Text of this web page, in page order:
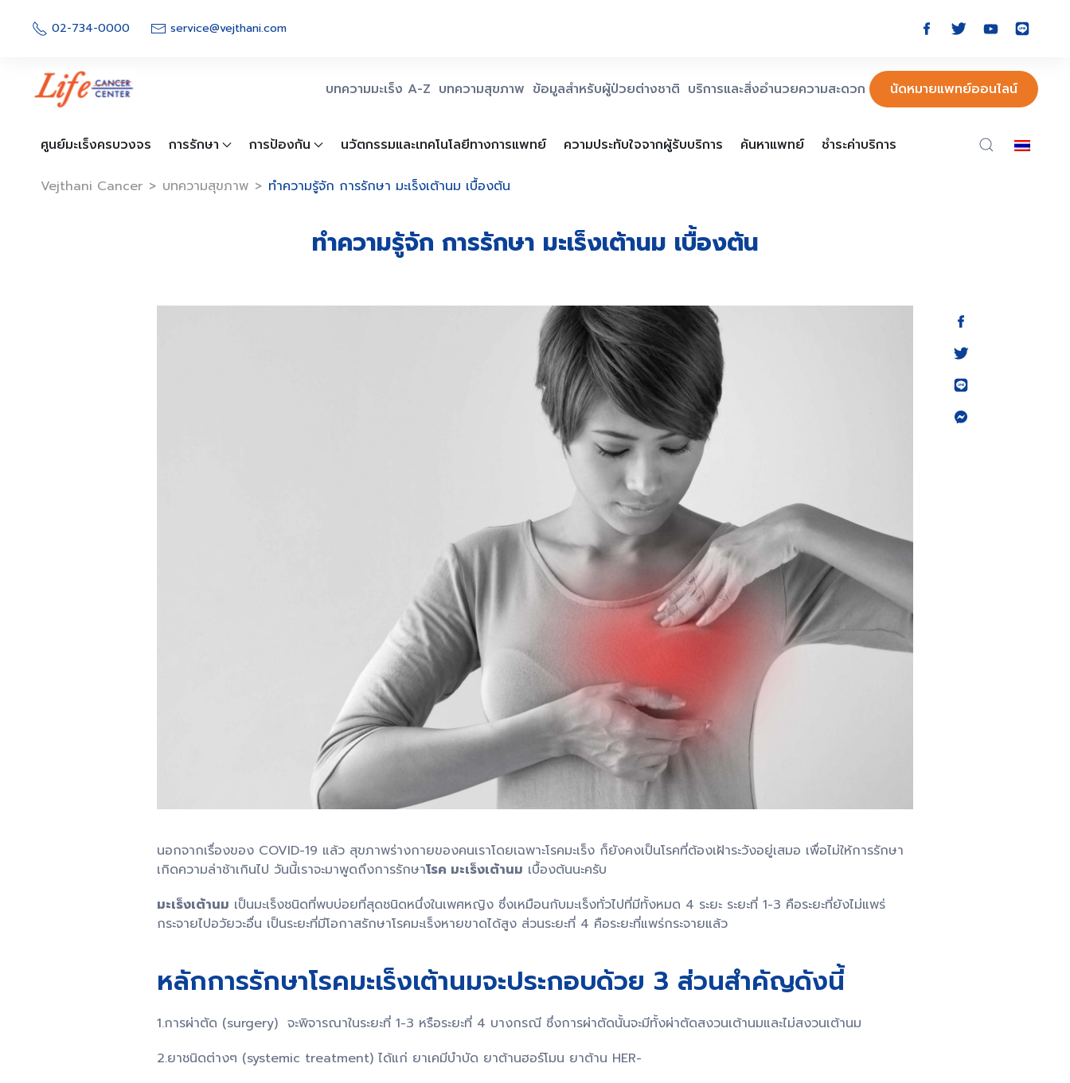
content 02-734-0000 service@vejthani.com
บทความมะเร็ง A-Z บทความสุขภาพ ข้อมูลสำหรับผู้ป่วยต่างชาติ บริการและสิ่งอำนวยความสะดวก นัดหมายแพทย์ออนไลน์
ศูนย์มะเร็งครบวงจร การรักษา การป้องกัน นวัตกรรมและเทคโนโลยีทางการแพทย์ ความประทับใจจากผู้รับบริการ ค้นหาแพทย์ ชำระค่าบริการ
Vejthani Cancer > บทความสุขภาพ > ทำความรู้จัก การรักษา มะเร็งเต้านม เบื้องต้น
ทำความรู้จัก การรักษา มะเร็งเต้านม เบื้องต้น
นอกจากเรื่องของ COVID-19 แล้ว สุขภาพร่างกายของคนเราโดยเฉพาะโรคมะเร็ง ก็ยังคงเป็นโรคที่ต้องเฝ้าระวังอยู่เสมอ เพื่อไม่ให้การรักษา
เกิดความล่าช้าเกินไป วันนี้เราจะมาพูดถึงการรักษาโรค มะเร็งเต้านม เบื้องต้นนะครับ
มะเร็งเต้านม เป็นมะเร็งชนิดที่พบบ่อยที่สุดชนิดหนึ่งในเพศหญิง ซึ่งเหมือนกับมะเร็งทั่วไปที่มีทั้งหมด 4 ระยะ ระยะที่ 1-3 คือระยะที่ยังไม่แพร่
กระจายไปอวัยวะอื่น เป็นระยะที่มีโอกาสรักษาโรคมะเร็งหายขาดได้สูง ส่วนระยะที่ 4 คือระยะที่แพร่กระจายแล้ว
หลักการรักษาโรคมะเร็งเต้านมจะประกอบด้วย 3 ส่วนสำคัญดังนี้
1.การผ่าตัด (surgery) จะพิจารณาในระยะที่ 1-3 หรือระยะที่ 4 บางกรณี ซึ่งการผ่าตัดนั้นจะมีทั้งผ่าตัดสงวนเต้านมและไม่สงวนเต้านม
2.ยาชนิดต่างๆ (systemic treatment) ได้แก่ ยาเคมีบำบัด ยาต้านฮอร์โมน ยาต้าน HER-